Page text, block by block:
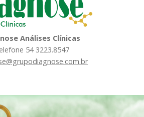
Análises Clínicas
54 3223.8547